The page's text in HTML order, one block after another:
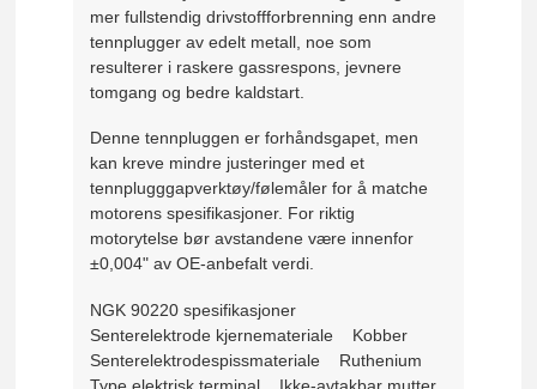
mer fullstendig drivstoffforbrenning enn andre
tennplugger av edelt metall, noe som
resulterer i raskere gassrespons, jevnere
tomgang og bedre kaldstart.
Denne tennpluggen er forhåndsgapet, men
kan kreve mindre justeringer med et
tennplugggapverktøy/følemåler for å matche
motorens spesifikasjoner. For riktig
motorytelse bør avstandene være innenfor
±0,004" av OE-anbefalt verdi.
NGK 90220 spesifikasjoner
Senterelektrode kjernemateriale Kobber
Senterelektrodespissmateriale Ruthenium
Type elektrisk terminal Ikke-avtakbar mutter